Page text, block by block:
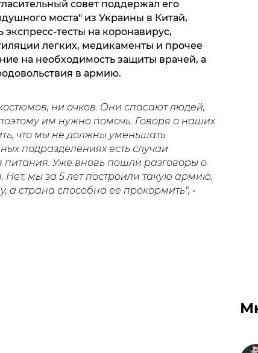
совет поддержал его
моста" из Украины в Китай,
тесты на коронавирус,
легких, медикаменты и прочее
на необходимость защиты врачей, а
в армию.
ни очков. Они спасают людей,
им нужно помочь. Говоря о наших
что мы не должны уменьшать
подразделениях есть случаи
питания. Уже вновь пошли разговоры о
Нет, мы за 5 лет построили такую армию,
а страна способна ее прокормить", -